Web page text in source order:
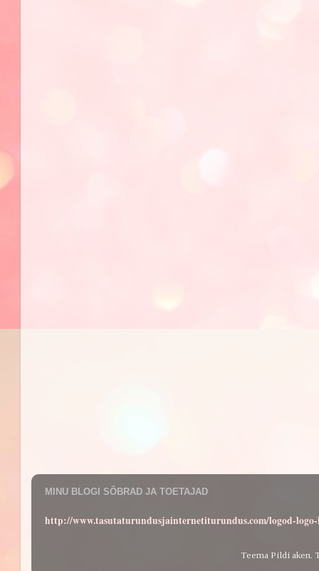
MINU BLOGI SÕBRAD JA TOETAJAD
http://www.tasutaturundusjainternetiturundus.com/logod-
Teema Pildi aken.